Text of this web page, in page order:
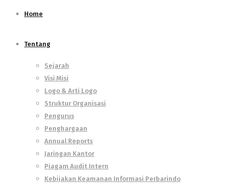
Home
Tentang
Sejarah
Visi Misi
Logo & Arti Logo
Struktur Organisasi
Pengurus
Penghargaan
Annual Reports
Jaringan Kantor
Piagam Audit Intern
Kebijakan Keamanan Informasi Perbarindo